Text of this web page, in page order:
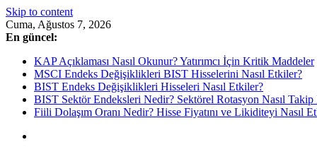
Skip to content
Cuma, Ağustos 7, 2026
En güncel:
KAP Açıklaması Nasıl Okunur? Yatırımcı İçin Kritik Maddeler
MSCI Endeks Değişiklikleri BIST Hisselerini Nasıl Etkiler?
BIST Endeks Değişiklikleri Hisseleri Nasıl Etkiler?
BIST Sektör Endeksleri Nedir? Sektörel Rotasyon Nasıl
Fiili Dolaşım Oranı Nedir? Hisse Fiyatını ve Likiditeyi Nasıl